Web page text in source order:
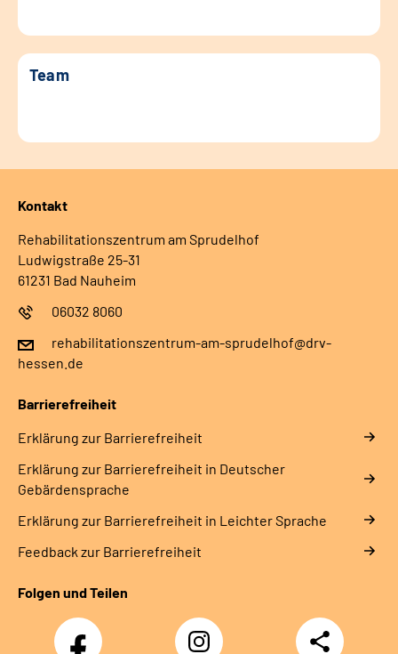
Team
Kontakt
Rehabilitationszentrum am Sprudelhof
Ludwigstraße 25-31
61231 Bad Nauheim
06032 8060
rehabilitationszentrum-am-sprudelhof@drv-
hessen.de
Barrierefreiheit
Erklärung zur Barrierefreiheit
Erklärung zur Barrierefreiheit in Deutscher
Gebärdensprache
Erklärung zur Barrierefreiheit in Leichter Sprache
Feedback zur Barrierefreiheit
Folgen und Teilen
Facebook-
Kanal
Instagram-
Kanal
Teilen